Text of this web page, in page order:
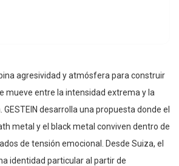
agresividad y atmósfera para construir
mueve entre la intensidad extrema y la
desarrolla una propuesta donde el
metal y el black metal conviven dentro de
de tensión emocional. Desde Suiza, el
identidad particular al partir de